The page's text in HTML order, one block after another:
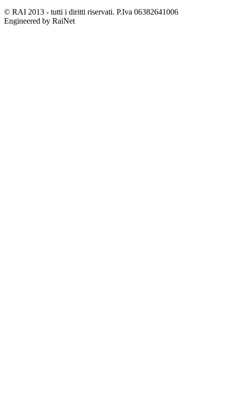
© RAI 2013 - tutti i diritti riservati. P.Iva 06382641006
Engineered by RaiNet